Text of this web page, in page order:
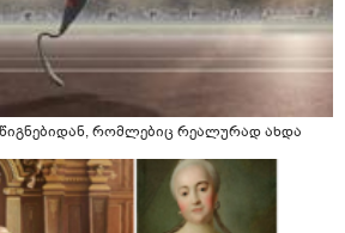
წიგნებიდან, რომლებიც რეალურად ახდა